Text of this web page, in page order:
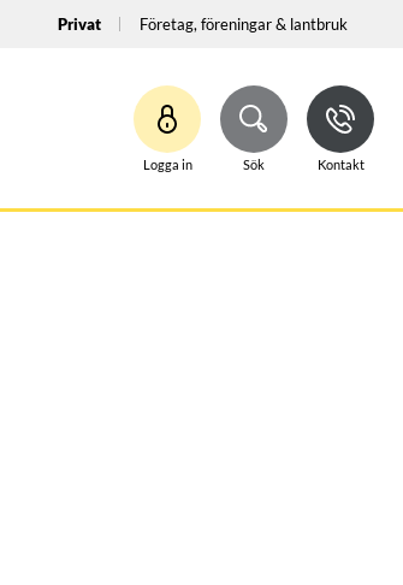
Privat Företag, föreningar & lantbruk
Logga in Sök Kontakt